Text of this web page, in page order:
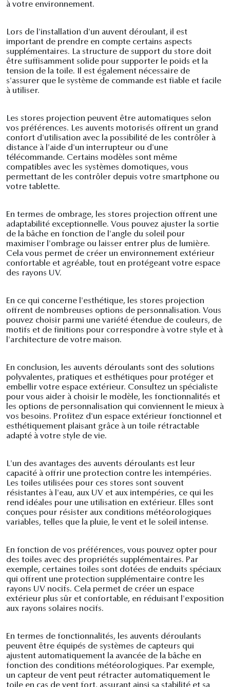
à votre environnement.
Lors de l'installation d'un auvent déroulant, il est
important de prendre en compte certains aspects
supplémentaires. La structure de support du store doit
être suffisamment solide pour supporter le poids et la
tension de la toile. Il est également nécessaire de
s'assurer que le système de commande est fiable et facile
à utiliser.
Les stores projection peuvent être automatiques selon
vos préférences. Les auvents motorisés offrent un grand
confort d'utilisation avec la possibilité de les contrôler à
distance à l'aide d'un interrupteur ou d'une
télécommande. Certains modèles sont même
compatibles avec les systèmes domotiques, vous
permettant de les contrôler depuis votre smartphone ou
votre tablette.
En termes de ombrage, les stores projection offrent une
adaptabilité exceptionnelle. Vous pouvez ajuster la sortie
de la bâche en fonction de l'angle du soleil pour
maximiser l'ombrage ou laisser entrer plus de lumière.
Cela vous permet de créer un environnement extérieur
confortable et agréable, tout en protégeant votre espace
des rayons UV.
En ce qui concerne l'esthétique, les stores projection
offrent de nombreuses options de personnalisation. Vous
pouvez choisir parmi une variété étendue de couleurs, de
motifs et de finitions pour correspondre à votre style et à
l'architecture de votre maison.
En conclusion, les auvents déroulants sont des solutions
polyvalentes, pratiques et esthétiques pour protéger et
embellir votre espace extérieur. Consultez un spécialiste
pour vous aider à choisir le modèle, les fonctionnalités et
les options de personnalisation qui conviennent le mieux à
vos besoins. Profitez d'un espace extérieur fonctionnel et
esthétiquement plaisant grâce à un toile rétractable
adapté à votre style de vie.
L'un des avantages des auvents déroulants est leur
capacité à offrir une protection contre les intempéries.
Les toiles utilisées pour ces stores sont souvent
résistantes à l'eau, aux UV et aux intempéries, ce qui les
rend idéales pour une utilisation en extérieur. Elles sont
conçues pour résister aux conditions météorologiques
variables, telles que la pluie, le vent et le soleil intense.
En fonction de vos préférences, vous pouvez opter pour
des toiles avec des propriétés supplémentaires. Par
exemple, certaines toiles sont dotées de enduits spéciaux
qui offrent une protection supplémentaire contre les
rayons UV nocifs. Cela permet de créer un espace
extérieur plus sûr et confortable, en réduisant l'exposition
aux rayons solaires nocifs.
En termes de fonctionnalités, les auvents déroulants
peuvent être équipés de systèmes de capteurs qui
ajustent automatiquement la avancée de la bâche en
fonction des conditions météorologiques. Par exemple,
un capteur de vent peut rétracter automatiquement le